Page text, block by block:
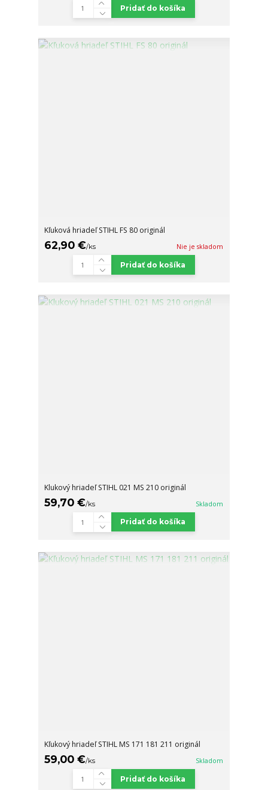
Pridať do košíka
Kľuková hriadeľ STIHL FS 80 originál
62,90 €/ks Nie je skladom
Pridať do košíka
Klukový hriadeľ STIHL 021 MS 210 originál
59,70 €/ks Skladom
Pridať do košíka
Kľukový hriadeľ STIHL MS 171 181 211 originál
59,00 €/ks Skladom
Pridať do košíka